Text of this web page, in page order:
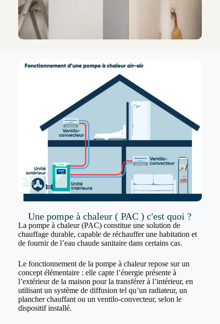
Une pompe à chaleur ( PAC ) c'est quoi ?
La pompe à chaleur (PAC) constitue une solution de
chauffage durable, capable de réchauffer une habitation et
de fournir de l’eau chaude sanitaire dans certains cas.
Le fonctionnement de la pompe à chaleur repose sur un
concept élémentaire : elle capte l’énergie présente à
l’extérieur de la maison pour la transférer à l’intérieur, en
utilisant un système de diffusion tel qu’un radiateur, un
plancher chauffant ou un ventilo-convecteur, selon le
dispositif installé.